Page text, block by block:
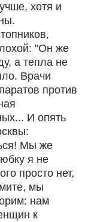
хотя и
"Он же
а тепла не
Врачи
против
И опять
Мы же
я не
просто нет,
мы
нам
к